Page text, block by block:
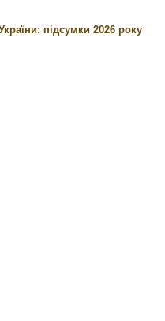
підсумки 2026 року